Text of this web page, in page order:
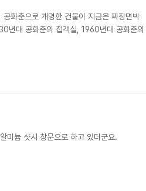
화춘으로 개명한 건물이 지금은 짜장면박
년대 공화춘의 접객실, 1960년대 공화춘의
미늄 샷시 창문으로 하고 있더군요.